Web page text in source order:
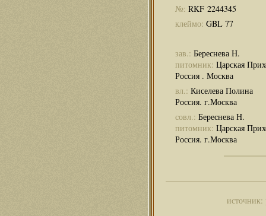
№: RKF 2244345
клеймо: GBL 77
зав.: Береснева Н.
питомник: Царская
Россия . Москва
вл.: Киселева Полина
Россия. г.Москва
совл.: Береснева Н.
питомник: Царская
Россия. г.Москва
источник: